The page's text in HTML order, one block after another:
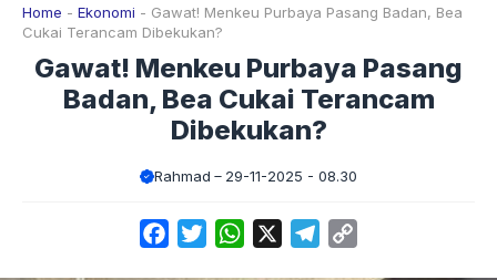
Home - Ekonomi - Gawat! Menkeu Purbaya Pasang Badan, Bea
Cukai Terancam Dibekukan?
Gawat! Menkeu Purbaya Pasang
Badan, Bea Cukai Terancam
Dibekukan?
Rahmad 29-11-2025 - 08.30
FacebookTwitterWhatsApp Telegram